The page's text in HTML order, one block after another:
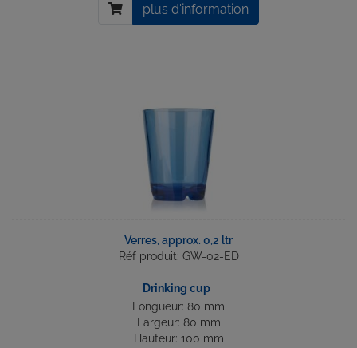
plus d'information
Verres, approx. 0,2 ltr
Réf produit: GW-02-ED
Drinking cup
Longueur: 80 mm
Largeur: 80 mm
Hauteur: 100 mm